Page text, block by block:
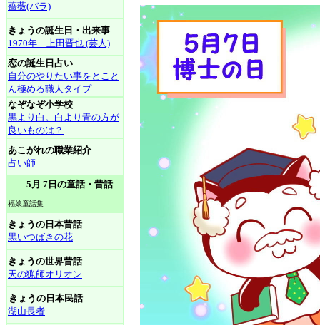
薔薇(バラ)
きょうの誕生日・出来事
1970年 上田晋也 (芸人)
恋の誕生日占い
自分のやりたい事をとこと
ん極める職人タイプ
なぞなぞ小学校
黒より白。白より青の方が
良いものは？
あこがれの職業紹介
占い師
5月 7日の童話・昔話
福娘童話集
きょうの日本昔話
黒いつばきの花
きょうの世界昔話
天の猟師オリオン
きょうの日本民話
湖山長者